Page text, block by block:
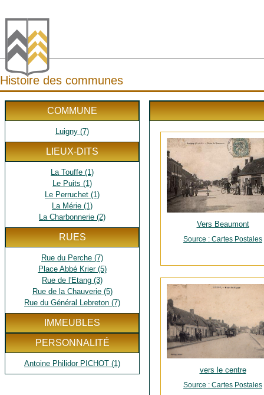
Histoire des communes
COMMUNE
Luigny (7)
LIEUX-DITS
La Touffe (1)
Le Puits (1)
Le Perruchet (1)
La Mérie (1)
La Charbonnerie (2)
RUES
Rue du Perche (7)
Place Abbé Krier (5)
Rue de l'Etang (3)
Rue de la Chauverie (5)
Rue du Général Lebreton (7)
IMMEUBLES
PERSONNALITÉ
Antoine Philidor PICHOT (1)
Vers Beaumont
Source : Cartes Postales
vers le centre
Source : Cartes Postales